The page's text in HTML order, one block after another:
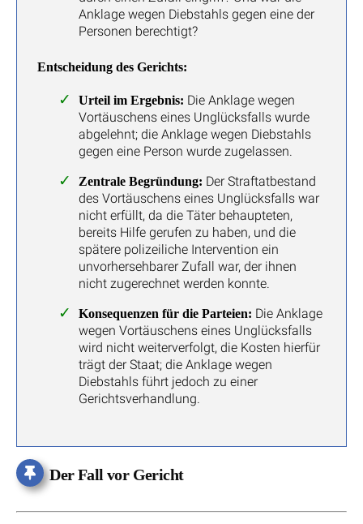
Anklage wegen Diebstahls gegen eine der
Personen berechtigt?
Entscheidung des Gerichts:
Urteil im Ergebnis: Die Anklage wegen
Vortäuschens eines Unglücksfalls wurde
abgelehnt; die Anklage wegen Diebstahls
gegen eine Person wurde zugelassen.
Zentrale Begründung: Der Straftatbestand
des Vortäuschens eines Unglücksfalls war
nicht erfüllt, da die Täter behaupteten,
bereits Hilfe gerufen zu haben, und die
spätere polizeiliche Intervention ein
unvorhersehbarer Zufall war, der ihnen
nicht zugerechnet werden konnte.
Konsequenzen für die Parteien: Die Anklage
wegen Vortäuschens eines Unglücksfalls
wird nicht weiterverfolgt, die Kosten hierfür
trägt der Staat; die Anklage wegen
Diebstahls führt jedoch zu einer
Gerichtsverhandlung.
Der Fall vor Gericht